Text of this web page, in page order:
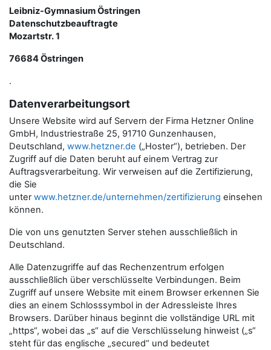
Leibniz-Gymnasium Östringen
Datenschutzbeauftragte
Mozartstr. 1
76684 Östringen
.
Datenverarbeitungsort
Unsere Website wird auf Servern der Firma Hetzner Online
GmbH, Industriestraße 25, 91710 Gunzenhausen,
Deutschland, www.hetzner.de („Hoster“), betrieben. Der
Zugriff auf die Daten beruht auf einem Vertrag zur
Auftragsverarbeitung. Wir verweisen auf die Zertifizierung,
die Sie
unterwww.hetzner.de/unternehmen/zertifizierung einsehen
können.
Die von uns genutzten Server stehen ausschließlich in
Deutschland.
Alle Datenzugriffe auf das Rechenzentrum erfolgen
ausschließlich über verschlüsselte Verbindungen. Beim
Zugriff auf unsere Website mit einem Browser erkennen Sie
dies an einem Schlosssymbol in der Adressleiste Ihres
Browsers. Darüber hinaus beginnt die vollständige URL mit
„https“, wobei das „s“ auf die Verschlüsselung hinweist („s“
steht für das englische „secured“ und bedeutet